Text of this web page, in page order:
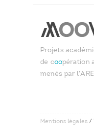
Projets
de coopération
menés par
Mentions légales/